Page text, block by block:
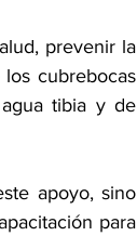
prevenir la
cubrebocas
tibia y de
apoyo, sino
para